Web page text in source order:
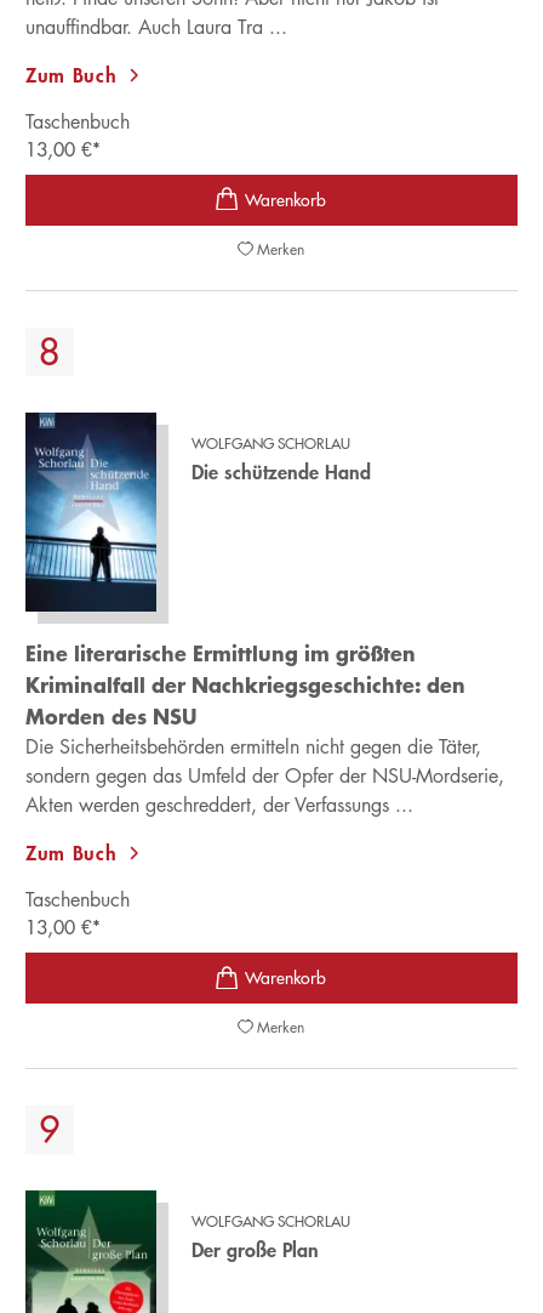
unauffindbar. Auch Laura Tra ...
Zum Buch
Taschenbuch
13,00 €*
Merken
WOLFGANG SCHORLAU
Die schützende Hand
Eine literarische Ermittlung im größten
Kriminalfall der Nachkriegsgeschichte: den
Morden des NSU
Die Sicherheitsbehörden ermitteln nicht gegen die Täter,
sondern gegen das Umfeld der Opfer der NSU-Mordserie,
Akten werden geschreddert, der Verfassungs ...
Zum Buch
Taschenbuch
13,00 €*
Merken
WOLFGANG SCHORLAU
Der große Plan